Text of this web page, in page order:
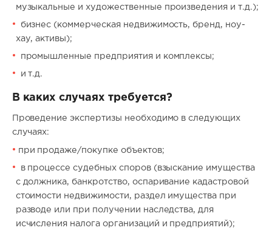
музыкальные и художественные произведения и т.д.);
бизнес (коммерческая недвижимость, бренд, ноу-
хау, активы);
промышленные предприятия и комплексы;
и т.д.
В каких случаях требуется?
Проведение экспертизы необходимо в следующих
случаях:
при продаже/покупке объектов;
в процессе судебных споров (взыскание имущества
с должника, банкротство, оспаривание кадастровой
стоимости недвижимости, раздел имущества при
разводе или при получении наследства, для
исчисления налога организаций и предприятий);